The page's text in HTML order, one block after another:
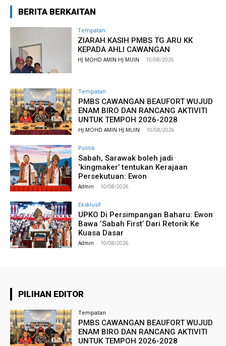
BERITA BERKAITAN
Tempatan
ZIARAH KASIH PMBS TG ARU KK
KEPADA AHLI CAWANGAN
HJ MOHD AMIN HJ MUIN - 10/08/2026
Tempatan
PMBS CAWANGAN BEAUFORT WUJUD
ENAM BIRO DAN RANCANG AKTIVITI
UNTUK TEMPOH 2026-2028
HJ MOHD AMIN HJ MUIN - 10/08/2026
Politik
Sabah, Sarawak boleh jadi
‘kingmaker’ tentukan Kerajaan
Persekutuan: Ewon
Admin - 10/08/2026
Eksklusif
UPKO Di Persimpangan Baharu: Ewon
Bawa ‘Sabah First’ Dari Retorik Ke
Kuasa Dasar
Admin - 10/08/2026
PILIHAN EDITOR
Tempatan
PMBS CAWANGAN BEAUFORT WUJUD
ENAM BIRO DAN RANCANG AKTIVITI
UNTUK TEMPOH 2026-2028